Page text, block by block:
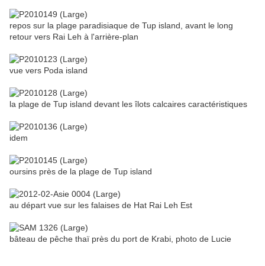
repos sur la plage paradisiaque de Tup island, avant le long
retour vers Rai Leh à l'arrière-plan
vue vers Poda island
la plage de Tup island devant les îlots calcaires caractéristiques
idem
oursins près de la plage de Tup island
au départ vue sur les falaises de Hat Rai Leh Est
bâteau de pêche thaï près du port de Krabi, photo de Lucie